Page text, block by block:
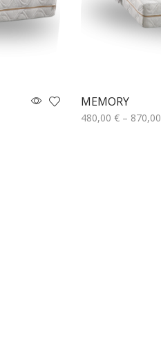
MEMORY
480,00 €– 870,00